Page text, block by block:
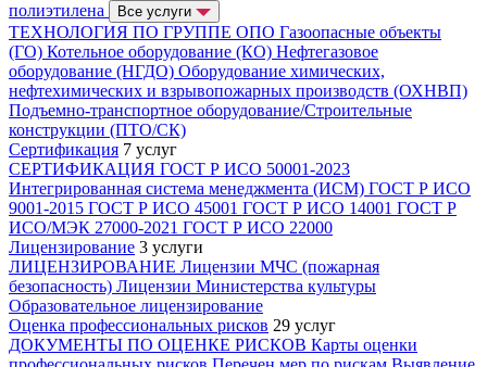
полиэтилена
Все услуги
ТЕХНОЛОГИЯ ПО ГРУППЕ ОПО Газоопасные объекты
(ГО) Котельное оборудование (КО) Нефтегазовое
оборудование (НГДО) Оборудование химических,
нефтехимических и взрывопожарных производств (ОХНВП)
Подъемно-транспортное оборудование/Строительные
конструкции (ПТО/СК)
Сертификация 7 услуг
СЕРТИФИКАЦИЯ ГОСТ Р ИСО 50001-2023
Интегрированная система менеджмента (ИСМ) ГОСТ Р ИСО
9001-2015 ГОСТ Р ИСО 45001 ГОСТ Р ИСО 14001 ГОСТ Р
ИСО/МЭК 27000-2021 ГОСТ Р ИСО 22000
Лицензирование 3 услуги
ЛИЦЕНЗИРОВАНИЕ Лицензии МЧС (пожарная
безопасность) Лицензии Министерства культуры
Образовательное лицензирование
Оценка профессиональных рисков 29 услуг
ДОКУМЕНТЫ ПО ОЦЕНКЕ РИСКОВ Карты оценки